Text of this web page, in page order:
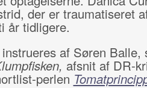
der er traumatiseret
år tidligere.
af Søren Balle,
afsnit af DR-
perlen